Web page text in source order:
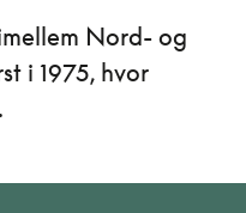
Nord- og
i 1975, hvor